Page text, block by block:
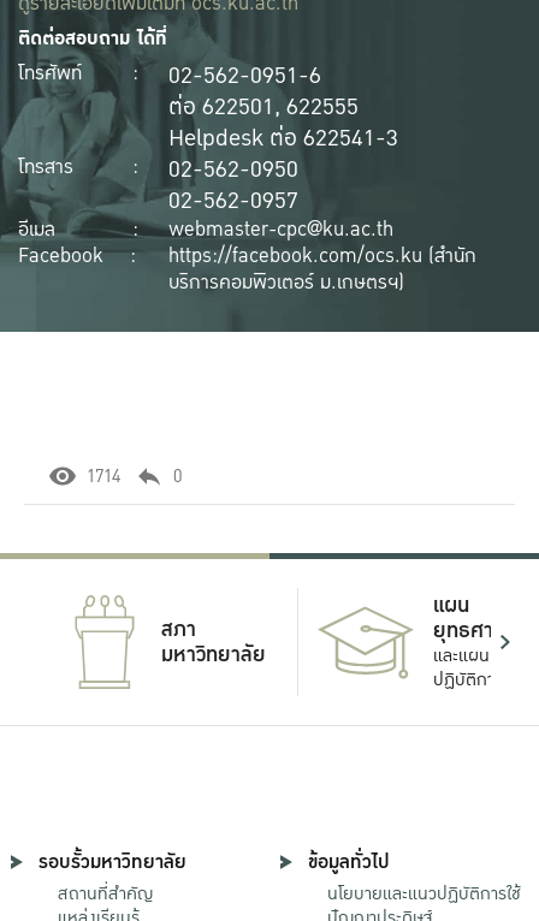
ติดต่อสอบถาม ได้ที่
โทรศัพท์
:
02-562-0951-6
ต่อ 622501, 622555
Helpdesk ต่อ 622541-3
โทรสาร :
02-562-0950
02-562-0957
อีเมล :
webmaster-cpc@ku.ac.th
Facebook
:
https://facebook.com/ocs.ku (สำนัก
บริการคอมพิวเตอร์ ม.เกษตรฯ)
1714 0
สภา
มหาวิทยาลัย
แผน
ยุทธศาสตร์
และแผน
ปฏิบัติการ
รอบรั้วมหาวิทยาลัย
สถานที่สำคัญ
ข้อมูลทั่วไป
นโยบายและแนวปฏิบัติการใช้